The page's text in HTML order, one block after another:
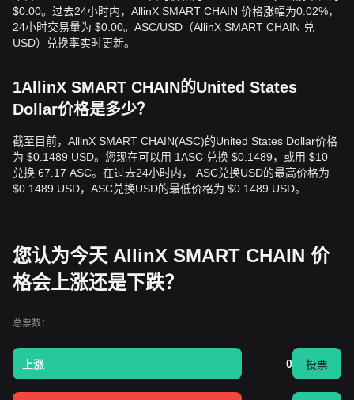
$0.00。过去24小时内，AllinX SMART CHAIN 价格涨幅为0.02%，
24小时交易量为 $0.00。ASC/USD（AllinX SMART CHAIN 兑
USD）兑换率实时更新。
1AllinX SMART CHAIN的United States
Dollar价格是多少？
截至目前，AllinX SMART CHAIN(ASC)的United States Dollar价格
为 $0.1489 USD。您现在可以用 1ASC 兑换 $0.1489，或用 $10
兑换 67.17 ASC。在过去24小时内， ASC兑换USD的最高价格为
$0.1489 USD，ASC兑换USD的最低价格为 $0.1489 USD。
您认为今天 AllinX SMART CHAIN 价
格会上涨还是下跌？
总票数：
上涨 0 投票